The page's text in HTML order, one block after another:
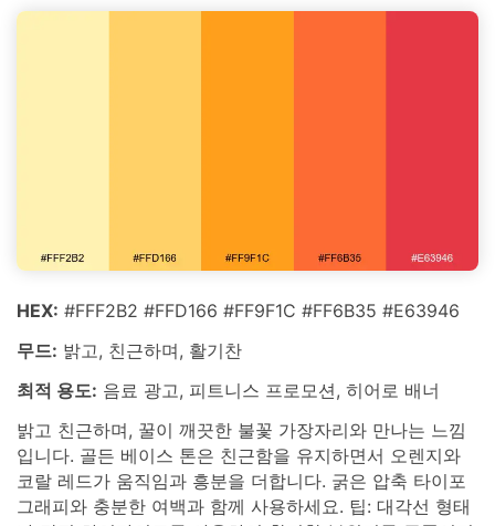
HEX: #FFF2B2 #FFD166 #FF9F1C #FF6B35 #E63946
무드: 밝고, 친근하며, 활기찬
최적 용도: 음료 광고, 피트니스 프로모션, 히어로 배너
밝고 친근하며, 꿀이 깨끗한 불꽃 가장자리와 만나는 느낌
입니다. 골든 베이스 톤은 친근함을 유지하면서 오렌지와
코랄 레드가 움직임과 흥분을 더합니다. 굵은 압축 타이포
그래피와 충분한 여백과 함께 사용하세요. 팁: 대각선 형태